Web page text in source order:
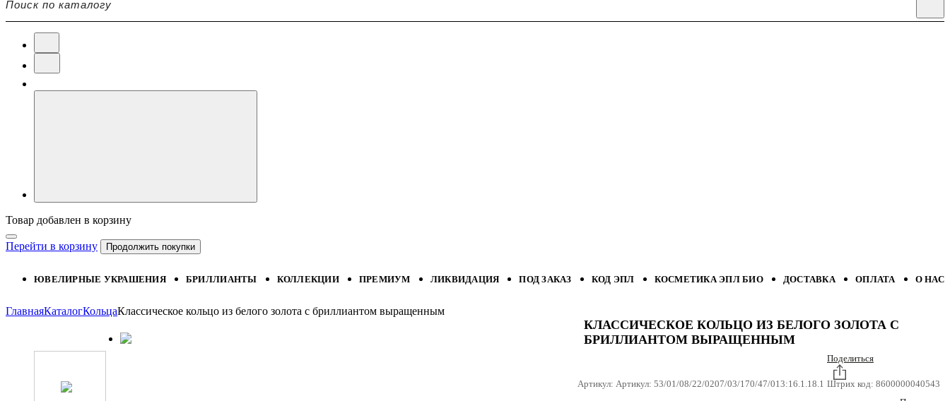
Товар добавлен в корзину
Перейти в корзину Продолжить покупки
ЮВЕЛИРНЫЕ УКРАШЕНИЯ БРИЛЛИАНТЫ КОЛЛЕКЦИИ ПРЕМИУМ ЛИКВИДАЦИЯ ПОД ЗАКАЗ КОД ЭПЛ КОСМЕТИКА ЭПЛ БИО ДОСТАВКА ОПЛАТА О НАС
ГлавнаяКаталогКольцаКлассическое кольцо из белого золота с бриллиантом выращенным
КЛАССИЧЕСКОЕ КОЛЬЦО ИЗ БЕЛОГО ЗОЛОТА С
БРИЛЛИАНТОМ ВЫРАЩЕННЫМ
Артикул: Артикул: 53/01/08/22/0207/03/170/47/013:16.1.18.1
Поделиться
Штрих код: 8600000040543